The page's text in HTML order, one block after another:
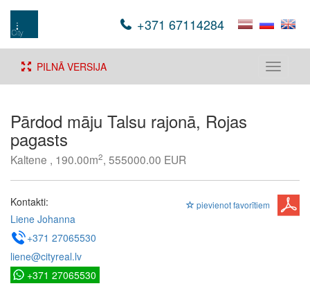
+371 67114284
Toggle
PILNĀ VERSIJA
Pārdod māju Talsu rajonā, Rojas
pagasts
Kaltene , 190.00m2, 555000.00 EUR
pievienot favorītiem
Kontakti:
Liene Johanna
+371 27065530
liene@cityreal.lv
+371 27065530